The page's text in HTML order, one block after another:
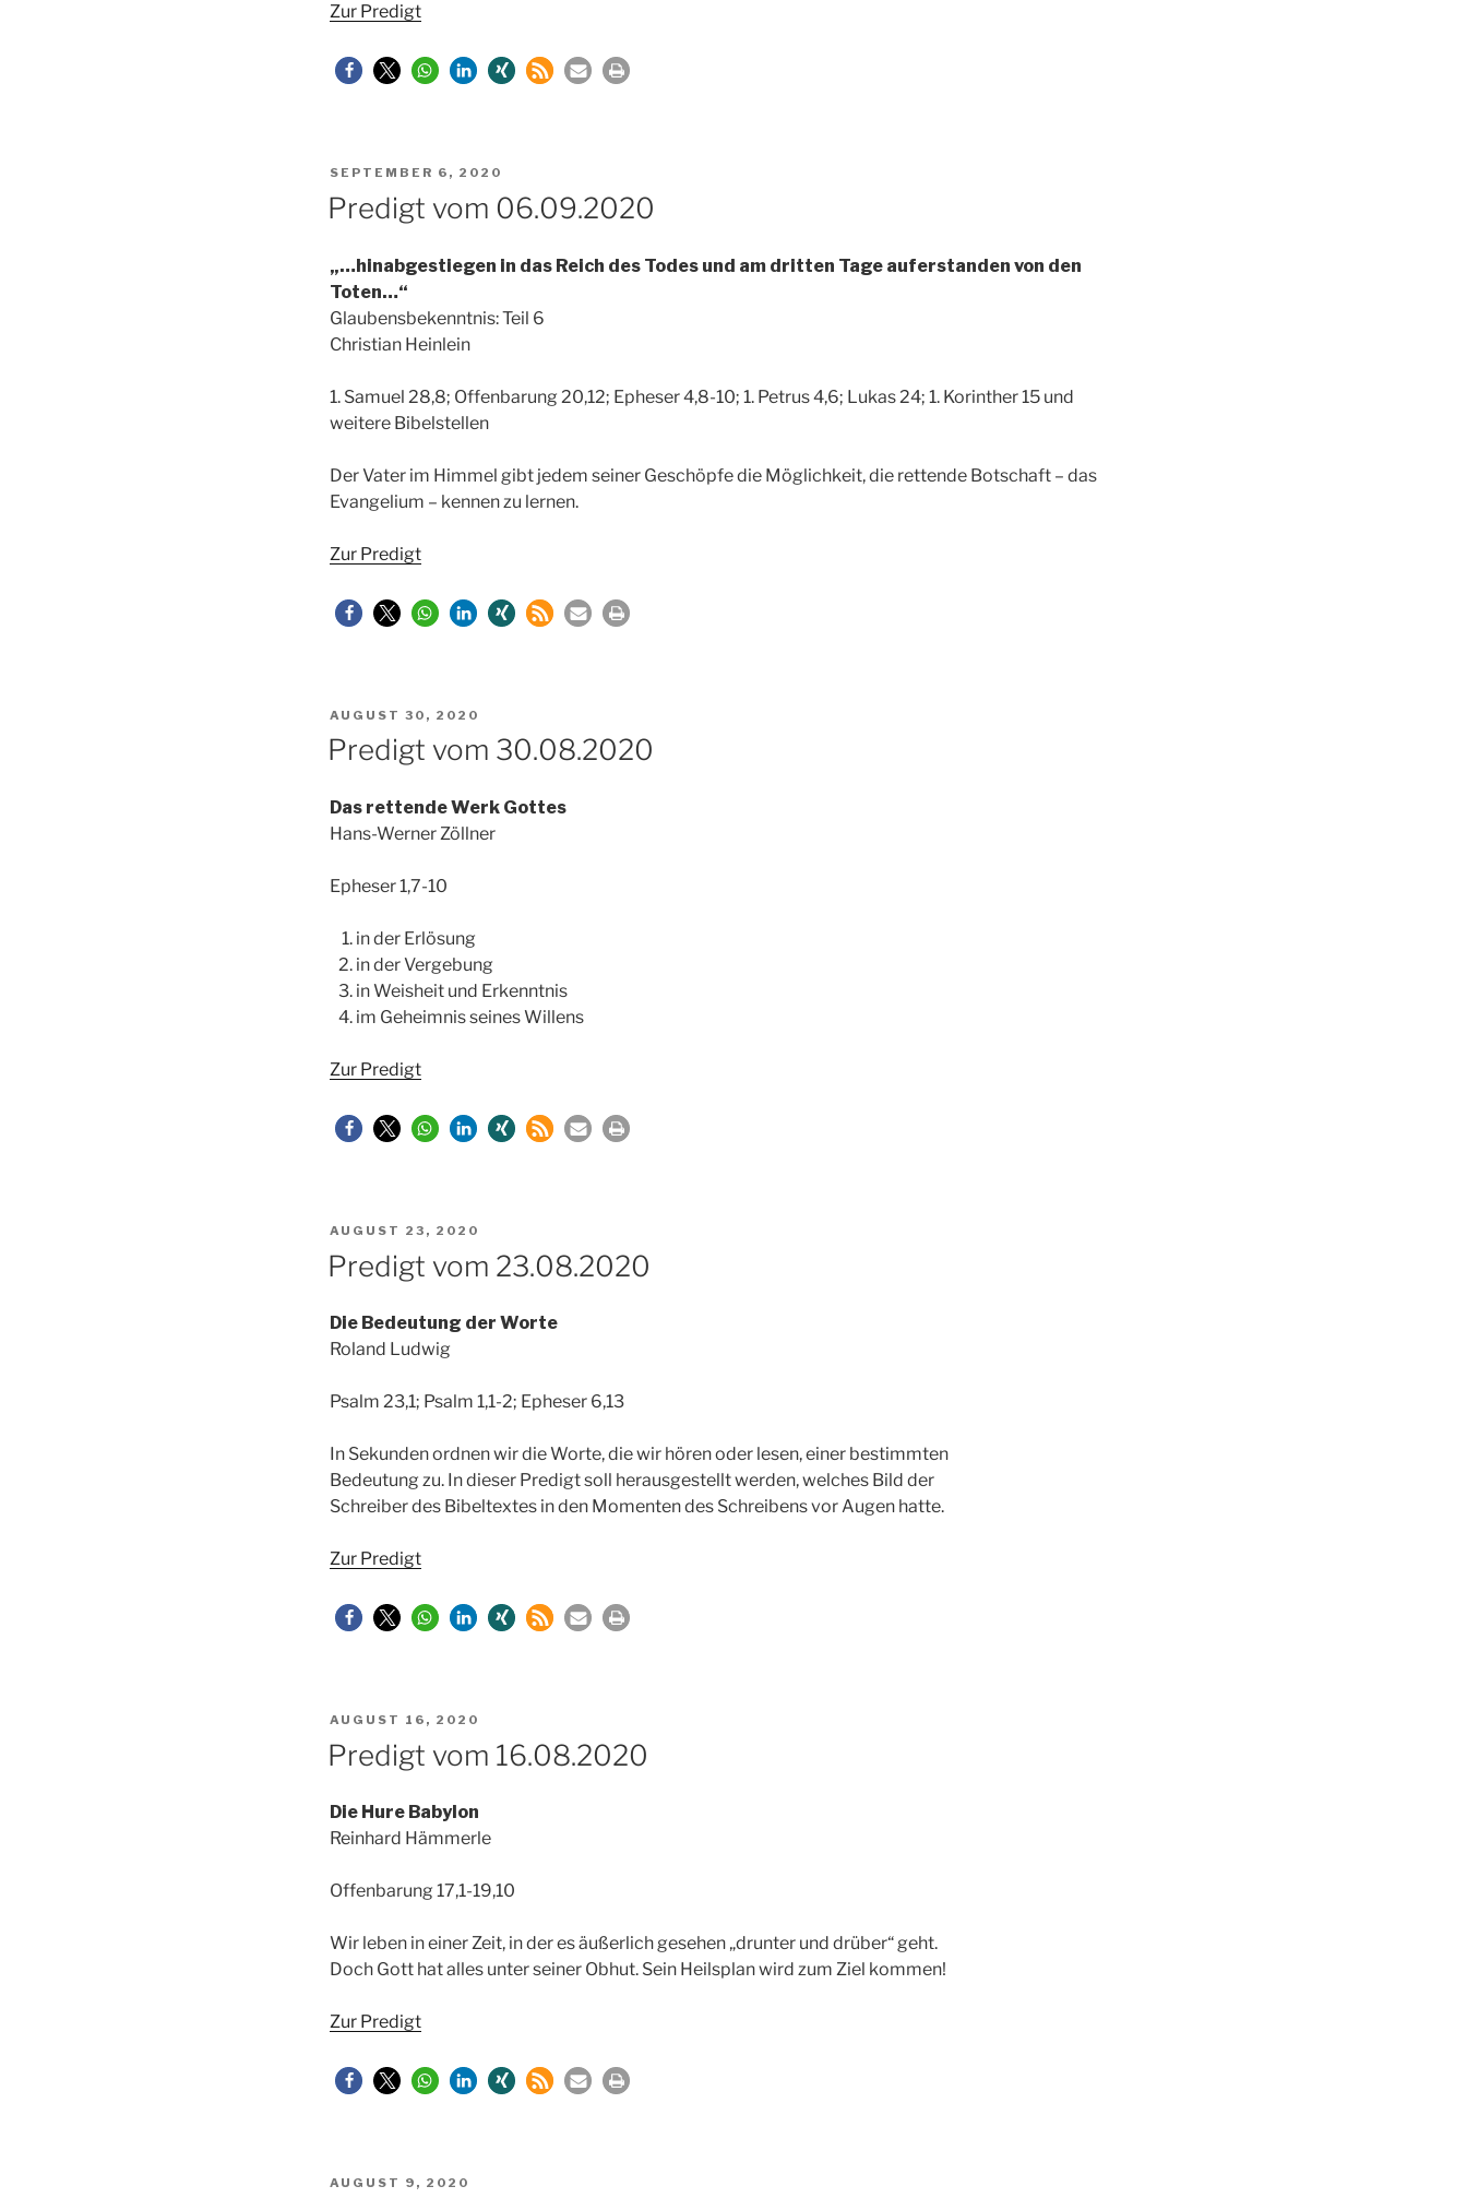
Zur Predigt
VERÖFFENTLICHT
AM
SEPTEMBER 6, 2020
Predigt vom 06.09.2020
„…hinabgestiegen in das Reich des Todes und am dritten Tage auferstanden von den
Toten…“
Glaubensbekenntnis: Teil 6
Christian Heinlein
1. Samuel 28,8; Offenbarung 20,12; Epheser 4,8-10; 1. Petrus 4,6; Lukas 24; 1. Korinther 15 und
weitere Bibelstellen
Der Vater im Himmel gibt jedem seiner Geschöpfe die Möglichkeit, die rettende Botschaft – das
Evangelium – kennen zu lernen.
Zur Predigt
VERÖFFENTLICHT
AM
AUGUST 30, 2020
Predigt vom 30.08.2020
Das rettende Werk Gottes
Hans-Werner Zöllner
Epheser 1,7-10
in der Erlösung
in der Vergebung
in Weisheit und Erkenntnis
im Geheimnis seines Willens
Zur Predigt
VERÖFFENTLICHT
AM
AUGUST 23, 2020
Predigt vom 23.08.2020
Die Bedeutung der Worte
Roland Ludwig
Psalm 23,1; Psalm 1,1-2; Epheser 6,13
In Sekunden ordnen wir die Worte, die wir hören oder lesen, einer bestimmten
Bedeutung zu. In dieser Predigt soll herausgestellt werden, welches Bild der
Schreiber des Bibeltextes in den Momenten des Schreibens vor Augen hatte.
Zur Predigt
VERÖFFENTLICHT
AM
AUGUST 16, 2020
Predigt vom 16.08.2020
Die Hure Babylon
Reinhard Hämmerle
Offenbarung 17,1-19,10
Wir leben in einer Zeit, in der es äußerlich gesehen „drunter und drüber“ geht.
Doch Gott hat alles unter seiner Obhut. Sein Heilsplan wird zum Ziel kommen!
Zur Predigt
VERÖFFENTLICHT
AUGUST 9, 2020